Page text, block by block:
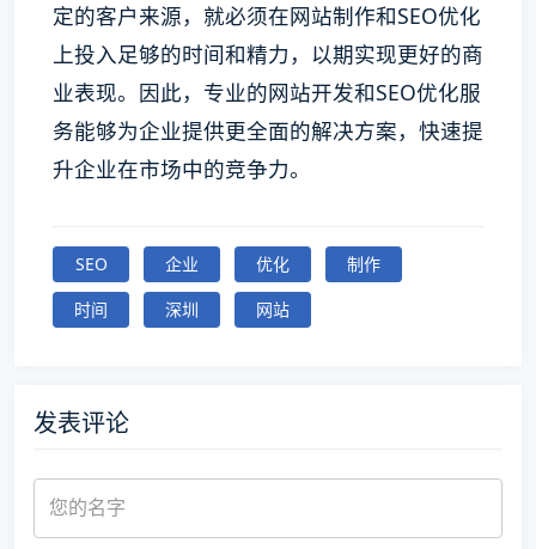
定的客户来源，就必须在网站制作和SEO优化
上投入足够的时间和精力，以期实现更好的商
业表现。因此，专业的网站开发和SEO优化服
务能够为企业提供更全面的解决方案，快速提
升企业在市场中的竞争力。
SEO 企业 优化
制作
时间
深圳 网站
发表评论